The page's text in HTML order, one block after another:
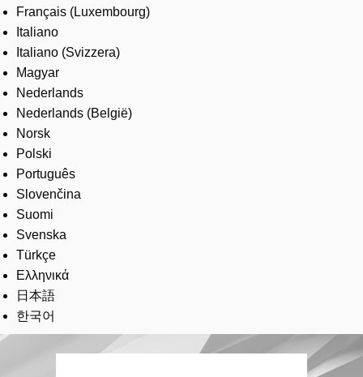
Français (Luxembourg)
Italiano
Italiano (Svizzera)
Magyar
Nederlands
Nederlands (België)
Norsk
Polski
Português
Slovenčina
Suomi
Svenska
Türkçe
Ελληνικά
日本語
한국어